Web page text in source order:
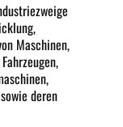
Maschinen,
deren